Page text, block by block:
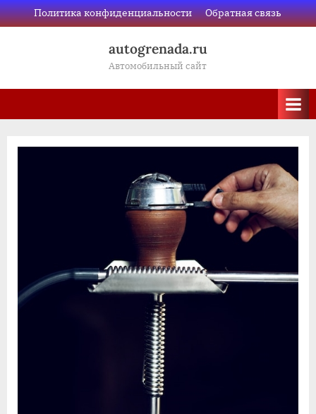
Skip
to
Политика конфиденциальности Обратная связь
autogrenada.ru
Автомобильный сайт